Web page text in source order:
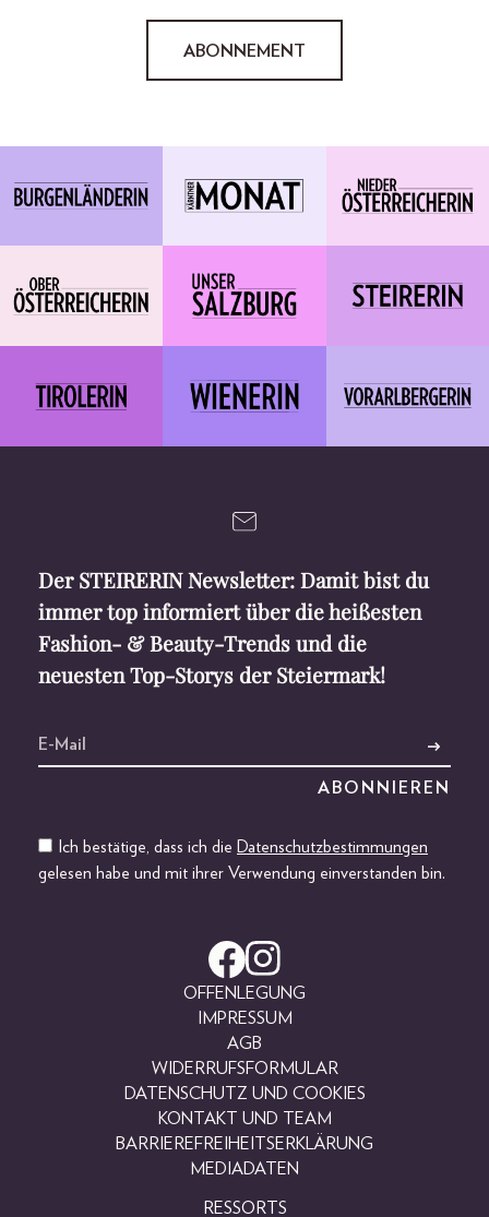
ABONNEMENT
Der STEIRERIN Newsletter: Damit bist du
immer top informiert über die heißesten
Fashion- & Beauty-Trends und die
neuesten Top-Storys der Steiermark!
Ich bestätige, dass ich die Datenschutzbestimmungen
gelesen habe und mit ihrer Verwendung einverstanden bin.
OFFENLEGUNG
IMPRESSUM
AGB
WIDERRUFSFORMULAR
DATENSCHUTZ UND COOKIES
KONTAKT UND TEAM
BARRIEREFREIHEITSERKLÄRUNG
MEDIADATEN
RESSORTS